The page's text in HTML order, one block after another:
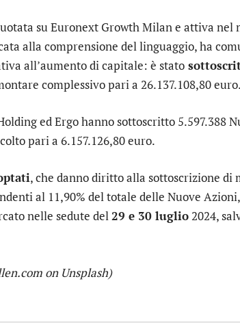
su Euronext Growth Milan e attiva nel
alla comprensione del linguaggio, ha
all’aumento di capitale: è stato
complessivo pari a 26.137.108,80 euro.
ed Ergo hanno sottoscritto 5.597.388
pari a 6.157.126,80 euro.
, che danno diritto alla sottoscrizione di
al 11,90% del totale delle Nuove
nelle sedute del29 e 30 luglio2024,
on Unsplash)